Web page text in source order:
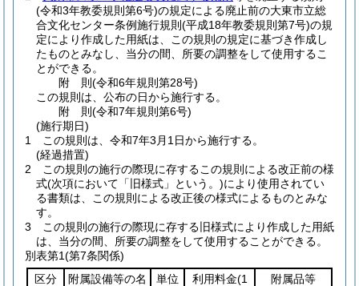
(令和3年教委規則第6号)の規定による廃止前の大東市立総
合文化センター条例施行規則 (平成18年教委規則第7号)の規
定により作成した用紙は、この規則の規定に基づき作成し
たものとみなし、当分の間、所要の調整をして使用するこ
とができる。
附 則(令和6年規則第28号)
この規則は、公布の日から施行する。
附 則(令和7年規則第6号)
(施行期日)
1
この規則は、令和7年3月1日から施行する。
(経過措置)
2
この規則の施行の際現に存するこの規則による改正前の様
式(次項において「旧様式」という。)により使用されてい
る書類は、この規則による改正後の様式によるものとみな
す。
3
この規則の施行の際現に存する旧様式により作成した用紙
は、当分の間、所要の調整をして使用することができる。
別表第1(第7条関係)
区分
附属設備等の名
単位 利用料金(1
附属品等